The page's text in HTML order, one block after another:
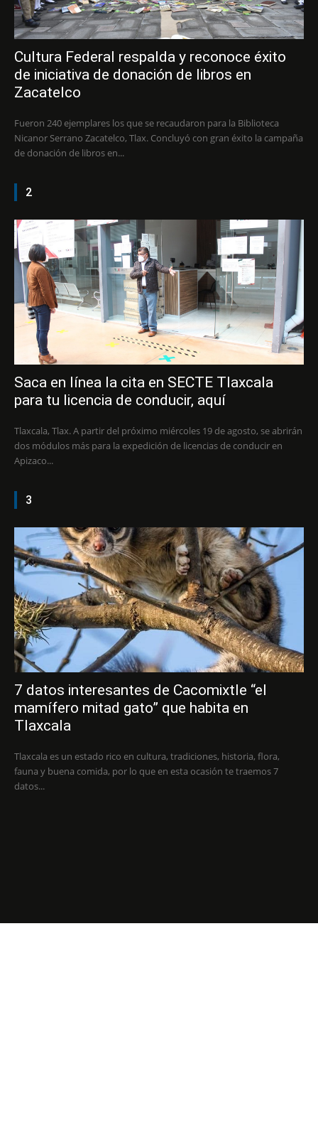
Cultura Federal respalda y reconoce éxito
de iniciativa de donación de libros en
Zacatelco
Fueron 240 ejemplares los que se recaudaron para la Biblioteca
Nicanor Serrano Zacatelco, Tlax. Concluyó con gran éxito la campaña
de donación de libros en...
2
Saca en línea la cita en SECTE Tlaxcala
para tu licencia de conducir, aquí
Tlaxcala, Tlax. A partir del próximo miércoles 19 de agosto, se abrirán
dos módulos más para la expedición de licencias de conducir en
Apizaco...
3
7 datos interesantes de Cacomixtle “el
mamífero mitad gato” que habita en
Tlaxcala
Tlaxcala es un estado rico en cultura, tradiciones, historia, flora,
fauna y buena comida, por lo que en esta ocasión te traemos 7
datos...